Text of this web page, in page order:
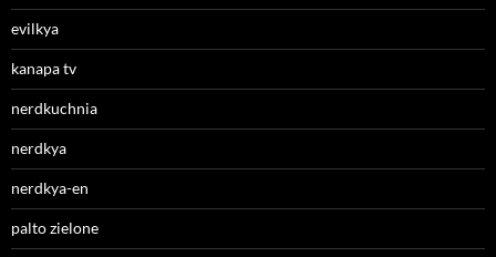
evilkya
kanapa tv
nerdkuchnia
nerdkya
nerdkya-en
palto zielone